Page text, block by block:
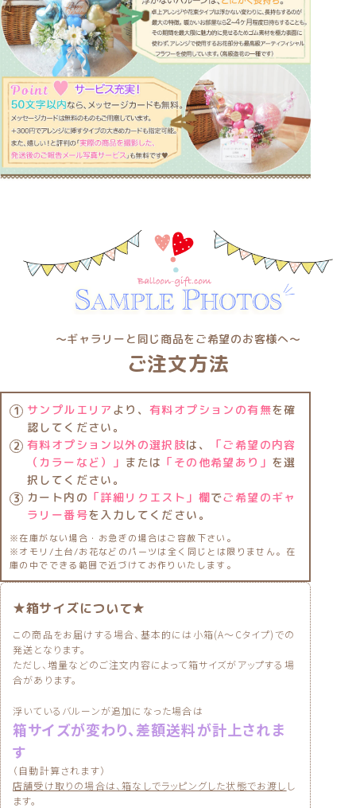
〜ギャラリーと同じ商品をご希望のお客様へ〜
ご注文方法
サンプルエリア より、有料オプションの有無を確
認してください。
有料オプション以外の選択肢は、
「ご希望の内容
（カラーなど）」 または 「その他希望あり」 を選
択してください。
カート内の 「詳細リクエスト」欄でご希望のギャ
ラリー番号を入力してください。
※在庫がない場合・お急ぎの場合はご容赦下さい。
※オモリ/土台/お花などのパーツは全く同じとは限りません。在
庫の中でできる範囲で近づけてお作りいたします。
★箱サイズについて★
この商品をお届けする場合、基本的には小箱(A〜Cタイプ)での
発送となります。
ただし、増量などのご注文内容によって箱サイズがアップする場
合があります。
浮いているバルーンが追加になった場合は
箱サイズが変わり、差額送料が計上されま
す
（自動計算されます）
店舗受け取りの場合は、箱なしでラッピングした状態でお渡し し
ます。